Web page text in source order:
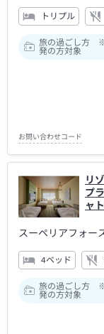
トリプル
旅の過ごし方
発の方対象
お問い合わせコード
リ
プ
ャ
スーペリアフォ
4ベッド
旅の過ごし方
発の方対象